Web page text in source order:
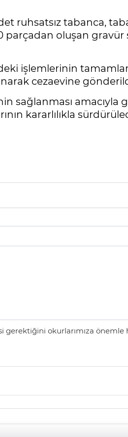
ruhsatsız tabanca,
parçadan oluşan gravür
işlemlerinin
cezaevine
sağlanması amacıyla
kararlılıkla
okurlarımıza önemle